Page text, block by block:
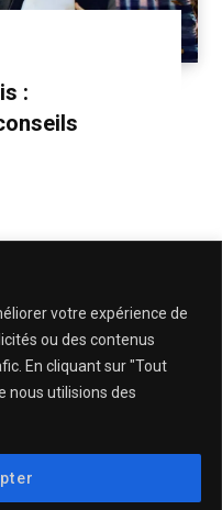
votre expérience de
ou des contenus
En cliquant sur "Tout
nous utilisions des
: